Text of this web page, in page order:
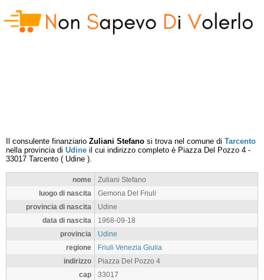
Il consulente finanziario Zuliani Stefano si trova nel comune di Tarcento
nella provincia di Udine il cui indirizzo completo è Piazza Del Pozzo 4 -
33017 Tarcento ( Udine ).
nome
Zuliani Stefano
luogo di nascita
Gemona Del Friuli
provincia di nascita
Udine
data di nascita
1968-09-18
provincia
Udine
regione
Friuli Venezia Giulia
indirizzo
Piazza Del Pozzo 4
cap
33017